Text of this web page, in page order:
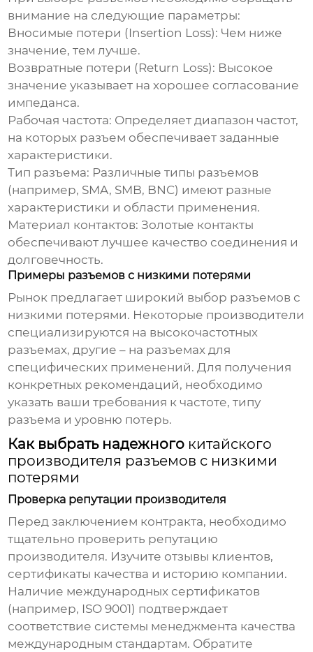
внимание на следующие параметры:
Вносимые потери (Insertion Loss): Чем ниже
значение, тем лучше.
Возвратные потери (Return Loss): Высокое
значение указывает на хорошее согласование
импеданса.
Рабочая частота: Определяет диапазон частот,
на которых разъем обеспечивает заданные
характеристики.
Тип разъема: Различные типы разъемов
(например, SMA, SMB, BNC) имеют разные
характеристики и области применения.
Материал контактов: Золотые контакты
обеспечивают лучшее качество соединения и
долговечность.
Примеры разъемов с низкими потерями
Рынок предлагает широкий выбор разъемов с
низкими потерями. Некоторые производители
специализируются на высокочастотных
разъемах, другие – на разъемах для
специфических применений. Для получения
конкретных рекомендаций, необходимо
указать ваши требования к частоте, типу
разъема и уровню потерь.
Как выбрать надежного китайского
производителя разъемов с низкими
потерями
Проверка репутации производителя
Перед заключением контракта, необходимо
тщательно проверить репутацию
производителя. Изучите отзывы клиентов,
сертификаты качества и историю компании.
Наличие международных сертификатов
(например, ISO 9001) подтверждает
соответствие системы менеджмента качества
международным стандартам. Обратите